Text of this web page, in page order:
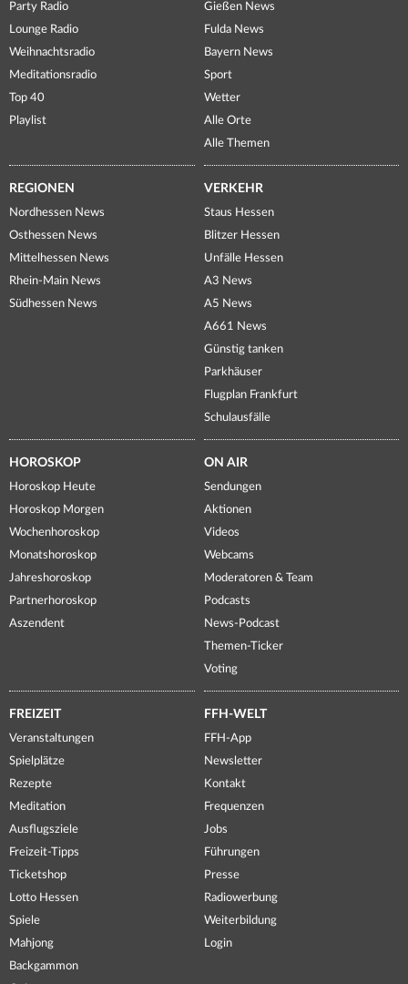
Party Radio
Lounge Radio
Weihnachtsradio
Meditationsradio
Top 40
Playlist
Gießen News
Fulda News
Bayern News
Sport
Wetter
Alle Orte
Alle Themen
REGIONEN
Nordhessen News
Osthessen News
Mittelhessen News
Rhein-Main News
Südhessen News
VERKEHR
Staus Hessen
Blitzer Hessen
Unfälle Hessen
A3 News
A5 News
A661 News
Günstig tanken
Parkhäuser
Flugplan Frankfurt
Schulausfälle
HOROSKOP
Horoskop Heute
Horoskop Morgen
Wochenhoroskop
Monatshoroskop
Jahreshoroskop
Partnerhoroskop
Aszendent
ON AIR
Sendungen
Aktionen
Videos
Webcams
Moderatoren & Team
Podcasts
News-Podcast
Themen-Ticker
Voting
FREIZEIT
Veranstaltungen
Spielplätze
Rezepte
Meditation
Ausflugsziele
Freizeit-Tipps
Ticketshop
Lotto Hessen
Spiele
Mahjong
Backgammon
FFH-WELT
FFH-App
Newsletter
Kontakt
Frequenzen
Jobs
Führungen
Presse
Radiowerbung
Weiterbildung
Login